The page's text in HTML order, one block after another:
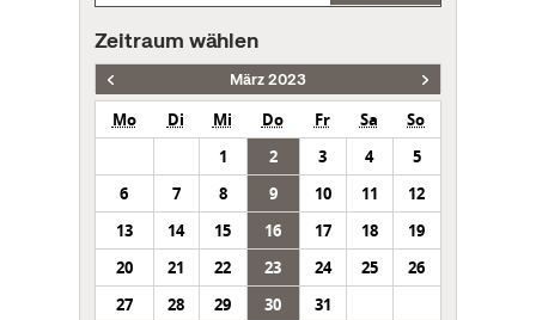
Zeitraum wählen
März 2023
Mo Di Mi Do Fr Sa
So
1
2 3 4
5
6
7 8 9 10 11
12
13
14 15 16 17 18
19
20
21 22 23 24 25
26
27
28 29 30 31